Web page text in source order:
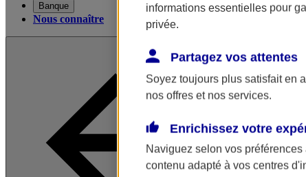
Banque
Nous connaître
informations essentielles pour
privée.
Partagez vos attentes
Soyez toujours plus satisfait en
nos offres et nos services.
Enrichissez votre
Naviguez selon vos préférences
contenu adapté à vos centres